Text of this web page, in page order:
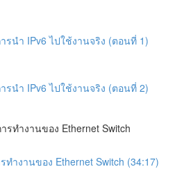
รนำ IPv6 ไปใช้งานจริง (ตอนที่ 1)
รนำ IPv6 ไปใช้งานจริง (ตอนที่ 2)
ทำงานของ Ethernet Switch
ทำงานของ Ethernet Switch (34:17)